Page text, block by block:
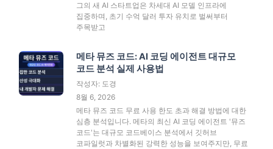
그의 새 AI 스타트업은 차세대 AI 모델 인프라에
집중하며, 초기 수억 달러 투자 유치로 벌써부터
주목받고
메타 뮤즈 코드: AI 코딩 에이전트 대규모
코드 분석 실제 사용법
작성자: 도경
8월 6, 2026
메타 뮤즈 코드 무료 사용 한도 초과 해결 방법에 대한
심층 분석입니다. 메타의 최신 AI 코딩 에이전트 '뮤즈
코드'는 대규모 코드베이스 분석에서 깃허브
코파일럿과 차별화된 강력한 성능을 보여주지만, 무료